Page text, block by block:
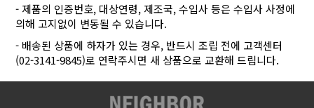
- 제품의 인증번호, 대상연령, 제조국, 수입사 등은 수입사 사정에
의해 고지없이 변동될 수 있습니다.
- 배송된 상품에 하자가 있는 경우, 반드시 조립 전에 고객센터
(02-3141-9845)로 연락주시면 새 상품으로 교환해 드립니다.